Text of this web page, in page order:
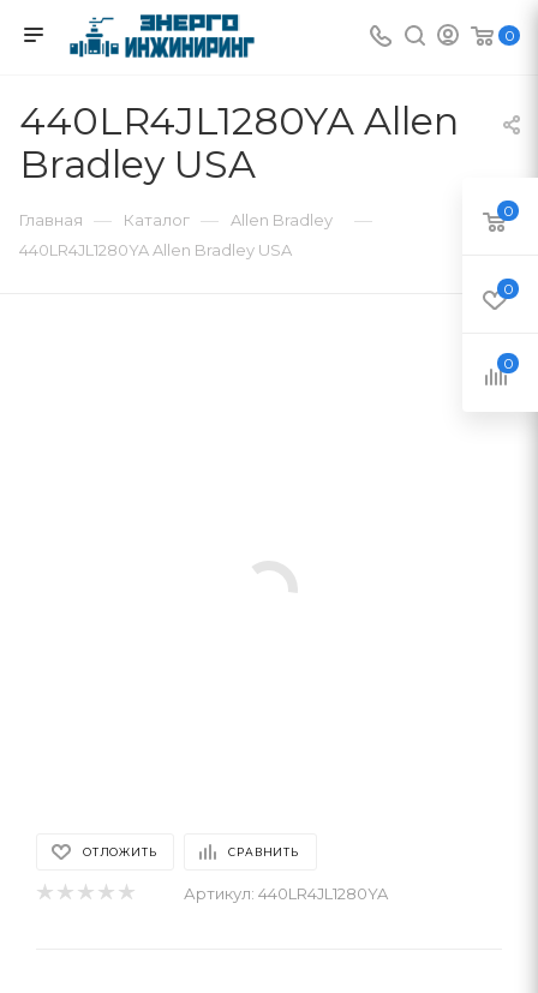
0
440LR4JL1280YA Allen
Bradley USA
Главная — Каталог — Allen Bradley —
440LR4JL1280YA Allen Bradley USA
ОТЛОЖИТЬ СРАВНИТЬ
Артикул: 440LR4JL1280YA
0
0
0